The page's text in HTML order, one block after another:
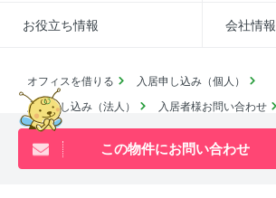
この物件にお問い合わせ
お役立ち情報 会社情報
オフィスを借りる
入居申し込み（個人）
入居申し込み（法人）
入居者様お問い合わせ
よくあるご質問
採用情報